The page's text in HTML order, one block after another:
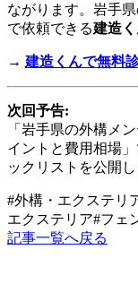
ながります。岩手
で依頼できる建造
→ 建造くんで無料
次回予告:
「岩手県の外構メ
イントと費用相場
ックリストを公開し
#外構・エクステリ
エクステリア#フェ
記事一覧へ戻る